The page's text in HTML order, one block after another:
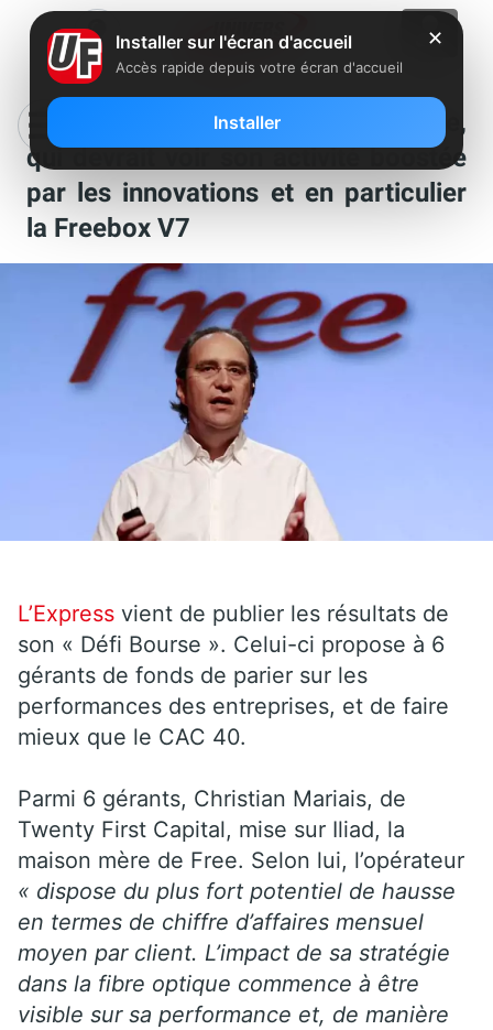
Un gérant de fonds parie sur Free,
qui devrait voir son activité boostée
par les innovations et en particulier
la Freebox V7
L’Express vient de publier les résultats de
son « Défi Bourse ». Celui-ci propose à 6
gérants de fonds de parier sur les
performances des entreprises, et de faire
mieux que le CAC 40.
Parmi 6 gérants, Christian Mariais, de
Twenty First Capital, mise sur Iliad, la
maison mère de Free. Selon lui, l’opérateur
« dispose du plus fort potentiel de hausse
en termes de chiffre d’affaires mensuel
moyen par client. L’impact de sa stratégie
dans la fibre optique commence à être
visible sur sa performance et, de manière
✕
Installer sur l'écran d'accueil
Accès rapide depuis votre écran d'accueil
Installer